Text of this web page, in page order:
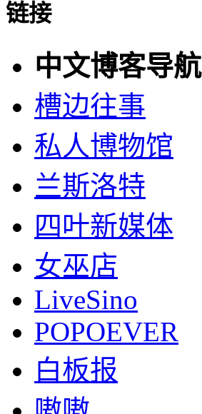
链接
中文博客导航
槽边往事
私人博物馆
兰斯洛特
四叶新媒体
女巫店
LiveSino
POPOEVER
白板报